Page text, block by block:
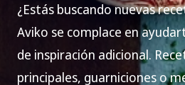
¿Estás buscando nuevas
Aviko se complace en
de inspiración adicional.
principales, guarniciones o